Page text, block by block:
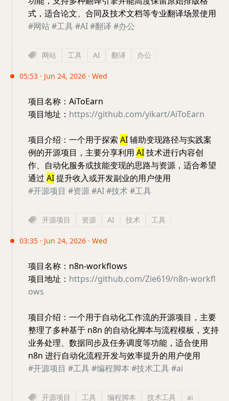
式，适合论文、合同及技术文档等专业翻译场景使用
#网站#工具#AI#翻译 #办公
网站 工具 AI 翻译 办公
05:53 · Jun 24, 2026 · Wed
项目名称：AiToEarn
项目地址： https://github.com/yikart/AiToEarn
项目介绍：一个用于探索 AI辅助变现路径与实践案
例的开源项目，主要分享利用 AI技术进行内容创
作、自动化服务或技能变现的思路与资源，适合希望
通过 AI提升收入或开发副业的用户使用
#开源项目 #资源#AI#技术#工具
开源项目 资源 AI 技术 工具
03:35 · Jun 24, 2026 · Wed
项目名称：n8n-workflows
项目地址： https://github.com/Zie619/n8n-workfl
ows
项目介绍：一个用于自动化工作流的开源项目，主要
整理了多种基于 n8n 的自动化脚本与流程模板，支持
业务处理、数据同步及任务调度等功能，适合使用
n8n 进行自动化流程开发与效率提升的用户使用
#开源项目 #工具#编程脚本 #技术工具#ai
开源项目 工具 编程脚本 技术工具 ai